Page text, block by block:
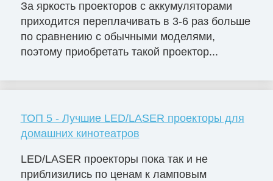
За яркость проекторов с аккумуляторами
приходится переплачивать в 3-6 раз больше
по сравнению с обычными моделями,
поэтому приобретать такой проектор...
ТОП 5 - Лучшие LED/LASER проекторы для
домашних кинотеатров
LED/LASER проекторы пока так и не
приблизились по ценам к ламповым